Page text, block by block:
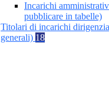
Incarichi
pubblicare in tabelle)
Titolari di incarichi
generali) 18